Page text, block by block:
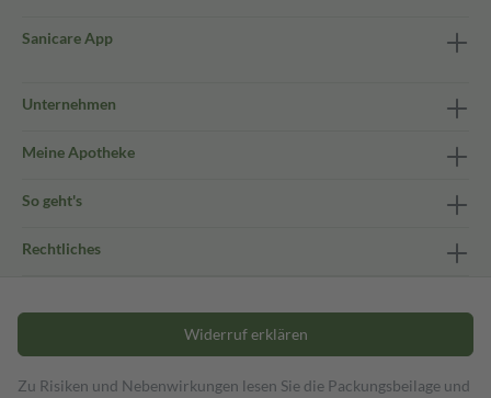
Sanicare App
Unternehmen
Meine Apotheke
So geht's
Rechtliches
Widerruf erklären
Zu Risiken und Nebenwirkungen lesen Sie die Packungsbeilage und